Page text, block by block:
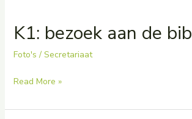
K1: bezoek aan de bib
Foto's / Secretariaat
K1:
aan
Read More »